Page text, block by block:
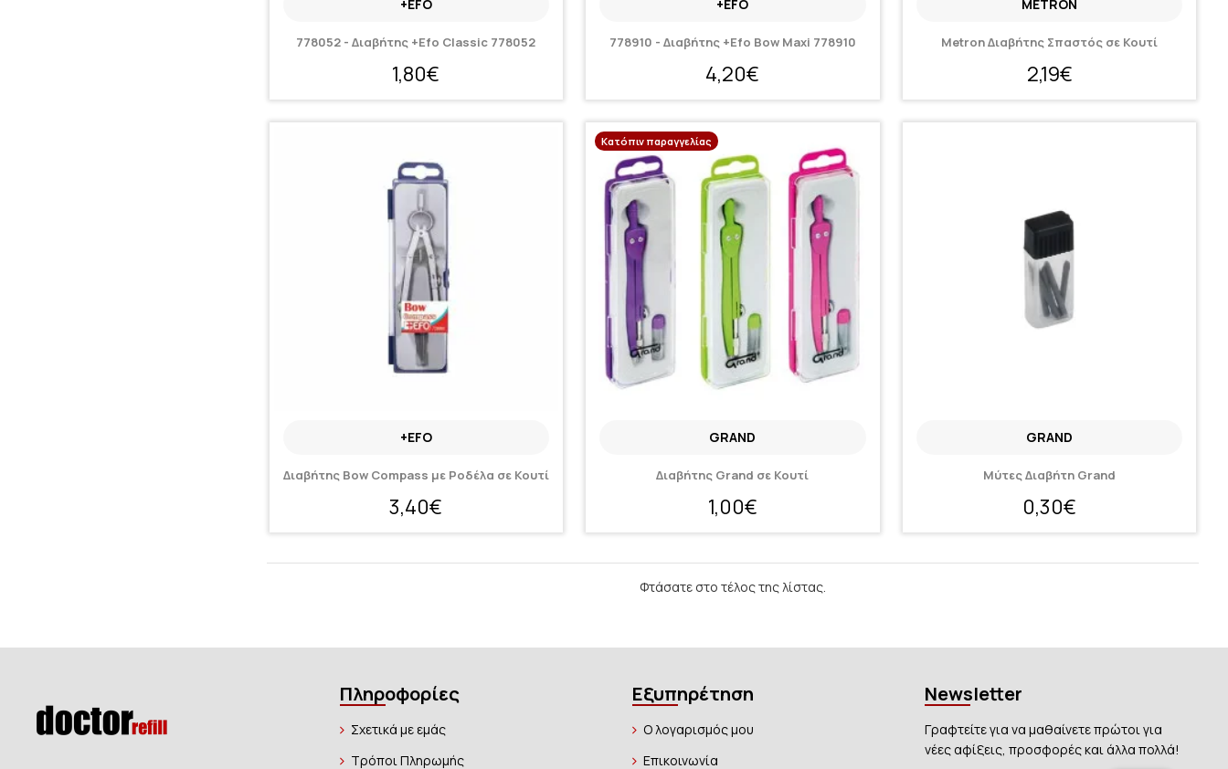
+EFO
778052 - Διαβήτης +Efo Classic 778052
1,80€
+EFO
778910 - Διαβήτης +Efo Bow Maxi 778910
4,20€
METRON
Metron Διαβήτης Σπαστός σε Κουτί
2,19€
+EFO
Διαβήτης Bow Compass με Ροδέλα σε Κουτί
3,40€
Κατόπιν παραγγελίας
GRAND
Διαβήτης Grand σε Κουτί
1,00€
GRAND
Μύτες Διαβήτη Grand
0,30€
Φτάσατε στο τέλος της λίστας.
Πληροφορίες
Σχετικά με εμάς
Τρόποι Πληρωμής
Εξυπηρέτηση
Ο λογαρισμός μου
Επικοινωνία
Newsletter
Γραφτείτε για να μαθαίνετε πρώτοι για
νέες αφίξεις, προσφορές και άλλα πολλά!